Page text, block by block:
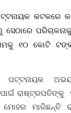
କଟକରେ
ସେଠାରେ
୧୦ କୋଟି
ପଟ୍ଟନାୟକ
ରାଷ୍ଟ୍ରପତିଙ୍କୁ
ମାରିଛନ୍ତି